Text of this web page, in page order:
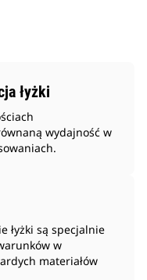
łyżki
wydajność w
łyżki są specjalnie
w
materiałów